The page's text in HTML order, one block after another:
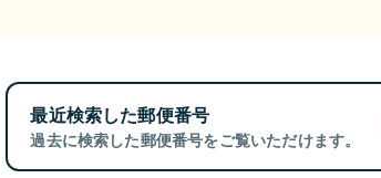
最近検索した郵便番号
過去に検索した郵便番号をご覧いただけます。